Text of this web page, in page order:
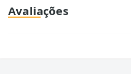
Avaliações